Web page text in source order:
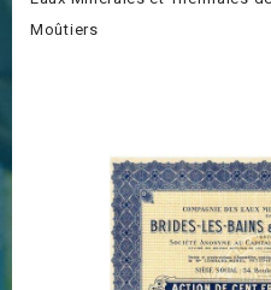
Moûtiers